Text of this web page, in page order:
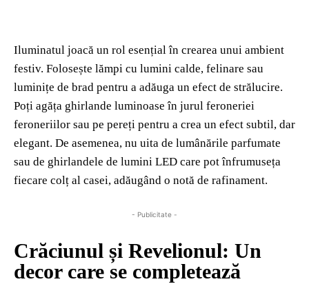
Iluminatul joacă un rol esențial în crearea unui ambient
festiv. Folosește lămpi cu lumini calde, felinare sau
luminițe de brad pentru a adăuga un efect de strălucire.
Poți agăța ghirlande luminoase în jurul feroneriei
feroneriilor sau pe pereți pentru a crea un efect subtil, dar
elegant. De asemenea, nu uita de lumânările parfumate
sau de ghirlandele de lumini LED care pot înfrumuseța
fiecare colț al casei, adăugând o notă de rafinament.
- Publicitate -
Crăciunul și Revelionul: Un
decor care se completează